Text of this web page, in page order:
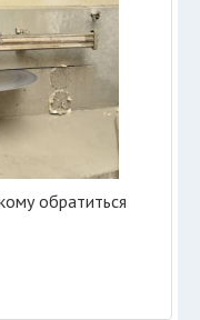
обратиться